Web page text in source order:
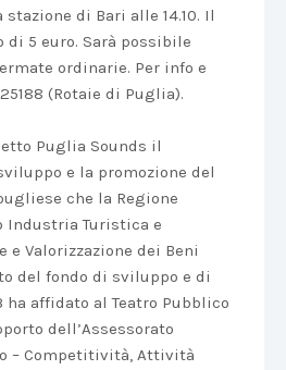
di Bari alle 14.10. Il
5 euro. Sarà possibile
ordinarie. Per info e
(Rotaie di Puglia).
Puglia Sounds il
e la promozione del
che la Regione
Industria Turistica e
e Valorizzazione dei Beni
del fondo di sviluppo e di
ha affidato al Teatro Pubblico
dell’Assessorato
– Competitività, Attività